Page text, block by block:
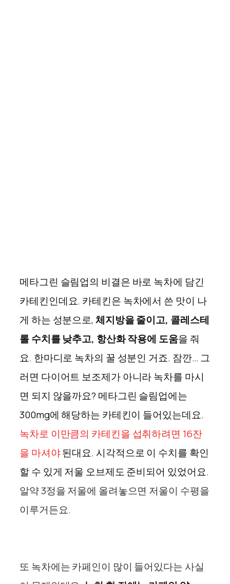
메타그린 슬림업의 비결은 바로 녹차에 담긴
카테킨인데요. 카테킨은 녹차에서 쓴 맛이 나
게 하는 성분으로,체지방을 줄이고, 콜레스테
롤 수치를 낮추고, 항산화 작용에 도움을 줘
요. 한마디로 녹차의 꿀 성분인 거죠. 잠깐… 그
러면 다이어트 보조제가 아니라 녹차를 마시
면 되지 않을까요? 메타그린 슬림업에는
300mg에 해당하는 카테킨이 들어있는데요.
녹차로 이만큼의 카테킨을 섭취하려면 16잔
을 마셔야된대요. 시각적으로 이 수치를 확인
할 수 있게 저울 오브제도 준비되어 있었어요.
알약 3정을 저울에 올려놓으면 저울이 수평을
이루거든요.
또 녹차에는 카페인이 많이 들어있다는 사실